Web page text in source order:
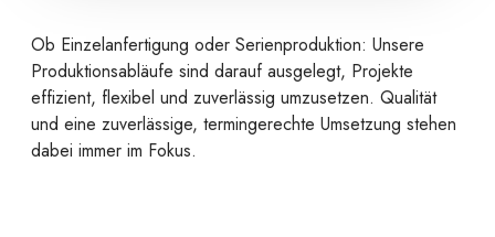
Ob Einzelanfertigung oder Serienproduktion: Unsere
Produktionsabläufe sind darauf ausgelegt, Projekte
effizient, flexibel und zuverlässig umzusetzen. Qualität
und eine zuverlässige, termingerechte Umsetzung stehen
dabei immer im Fokus.